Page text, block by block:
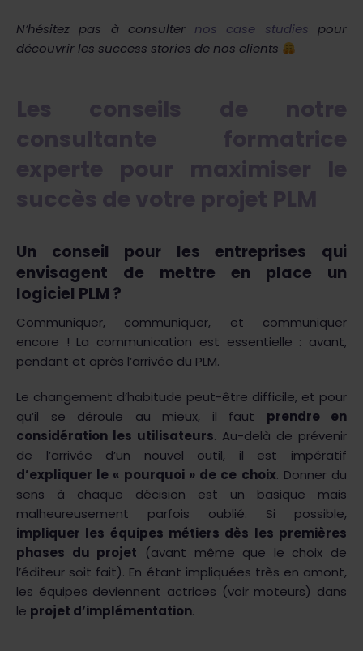
N’hésitez pas à consulter nos case studies pour
découvrir les success stories de nos clients
Les conseils de notre
consultante formatrice
experte pour maximiser le
succès de votre projet PLM
Un conseil pour les entreprises qui
envisagent de mettre en place un
logiciel PLM ?
Communiquer, communiquer, et communiquer
encore ! La communication est essentielle : avant,
pendant et après l’arrivée du PLM.
Le changement d’habitude peut-être difficile, et pour
qu’il se déroule au mieux, il faut prendre en
considération les utilisateurs. Au-delà de prévenir
de l’arrivée d’un nouvel outil, il est impératif
d’expliquer le « pourquoi » de ce choix. Donner du
sens à chaque décision est un basique mais
malheureusement parfois oublié. Si possible,
impliquer les équipes métiers dès les premières
phases du projet (avant même que le choix de
l’éditeur soit fait). En étant impliquées très en amont,
les équipes deviennent actrices (voir moteurs) dans
le projet d’implémentation.